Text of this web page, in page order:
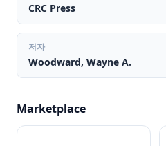
CRC Press
저자
Woodward, Wayne A.
Marketplace